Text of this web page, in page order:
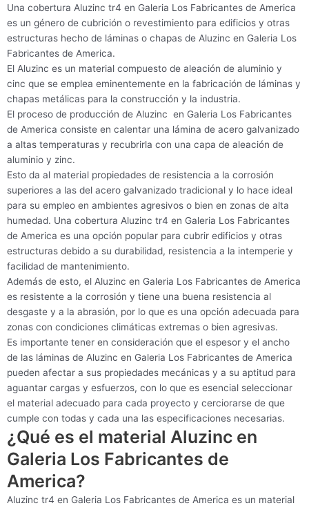
Una cobertura Aluzinc tr4 en Galeria Los Fabricantes de America
es un género de cubrición o revestimiento para edificios y otras
estructuras hecho de láminas o chapas de Aluzinc en Galeria Los
Fabricantes de America.
El Aluzinc es un material compuesto de aleación de aluminio y
cinc que se emplea eminentemente en la fabricación de láminas y
chapas metálicas para la construcción y la industria.
El proceso de producción de Aluzinc en Galeria Los Fabricantes
de America consiste en calentar una lámina de acero galvanizado
a altas temperaturas y recubrirla con una capa de aleación de
aluminio y zinc.
Esto da al material propiedades de resistencia a la corrosión
superiores a las del acero galvanizado tradicional y lo hace ideal
para su empleo en ambientes agresivos o bien en zonas de alta
humedad. Una cobertura Aluzinc tr4 en Galeria Los Fabricantes
de America es una opción popular para cubrir edificios y otras
estructuras debido a su durabilidad, resistencia a la intemperie y
facilidad de mantenimiento.
Además de esto, el Aluzinc en Galeria Los Fabricantes de America
es resistente a la corrosión y tiene una buena resistencia al
desgaste y a la abrasión, por lo que es una opción adecuada para
zonas con condiciones climáticas extremas o bien agresivas.
Es importante tener en consideración que el espesor y el ancho
de las láminas de Aluzinc en Galeria Los Fabricantes de America
pueden afectar a sus propiedades mecánicas y a su aptitud para
aguantar cargas y esfuerzos, con lo que es esencial seleccionar
el material adecuado para cada proyecto y cerciorarse de que
cumple con todas y cada una las especificaciones necesarias.
¿Qué es el material Aluzinc en
Galeria Los Fabricantes de
America?
Aluzinc tr4 en Galeria Los Fabricantes de America es un material